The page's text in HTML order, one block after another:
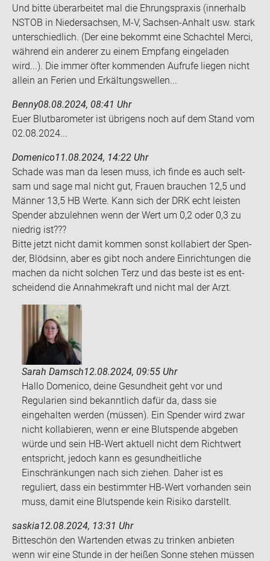
Und bitte über­ar­bei­tet mal die Eh­rungs­pra­xis (in­ner­halb
NSTOB in Nie­der­sach­sen, M-V, Sachsen-​Anhalt usw. stark
un­ter­schied­lich. (Der eine be­kommt eine Schach­tel Merci,
wäh­rend ein an­de­rer zu einem Emp­fang ein­ge­la­den
wird...). Die immer öfter kom­men­den Auf­ru­fe lie­gen nicht
al­lein an Fe­ri­en und Er­käl­tungs­wel­len...
Benny08.08.2024, 08:41 Uhr
Euer Blut­ba­ro­me­ter ist üb­ri­gens noch auf dem Stand vom
02.08.2024...
Domenico11.08.2024, 14:22 Uhr
Scha­de was man da lesen muss, ich finde es auch selt­
sam und sage mal nicht gut, Frau­en brau­chen 12,5 und
Män­ner 13,5 HB Werte. Kann sich der DRK echt leis­ten
Spen­der ab­zu­leh­nen wenn der Wert um 0,2 oder 0,3 zu
nied­rig ist???
Bitte jetzt nicht damit kom­men sonst kol­la­biert der Spen­
der, Blöd­sinn, aber es gibt noch an­de­re Ein­rich­tun­gen die
ma­chen da nicht sol­chen Terz und das beste ist es ent­
schei­dend die An­nah­me­kraft und nicht mal der Arzt.
Sarah Damsch12.08.2024, 09:55 Uhr
Hallo Domenico, deine Gesundheit geht vor und
Regularien sind bekanntlich dafür da, dass sie
eingehalten werden (müssen). Ein Spender wird zwar
nicht kollabieren, wenn er eine Blutspende abgeben
würde und sein HB-Wert aktuell nicht dem Richtwert
entspricht, jedoch kann es gesundheitliche
Einschränkungen nach sich ziehen. Daher ist es
reguliert, dass ein bestimmter HB-Wert vorhanden sein
muss, damit eine Blutspende kein Risiko darstellt.
saskia12.08.2024, 13:31 Uhr
Bit­te­schön den War­ten­den etwas zu trin­ken an­bie­ten
wenn wir eine Stun­de in der hei­ßen Sonne ste­hen müs­sen